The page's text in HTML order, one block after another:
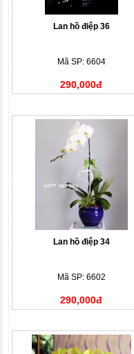
Lan hồ điệp 36
Mã SP: 6604
290,000đ
Lan hồ điệp 34
Mã SP: 6602
290,000đ